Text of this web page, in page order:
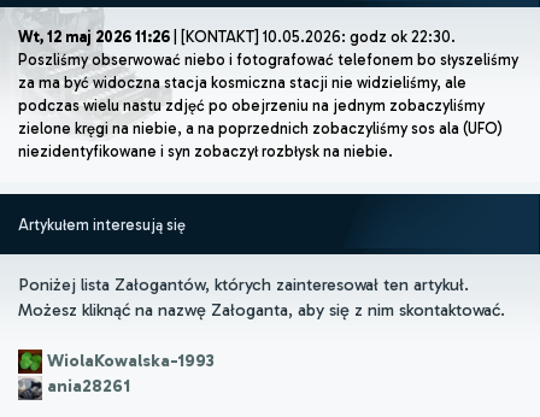
Wt, 12 maj 2026 11:26 | [KONTAKT] 10.05.2026: godz ok 22:30.
Poszliśmy obserwować niebo i fotografować telefonem bo słyszeliśmy
za ma być widoczna stacja kosmiczna stacji nie widzieliśmy, ale
podczas wielu nastu zdjęć po obejrzeniu na jednym zobaczyliśmy
zielone kręgi na niebie, a na poprzednich zobaczyliśmy sos ala (UFO)
niezidentyfikowane i syn zobaczył rozbłysk na niebie.
Artykułem interesują się
Poniżej lista Załogantów, których zainteresował ten artykuł.
Możesz kliknąć na nazwę Załoganta, aby się z nim skontaktować.
WiolaKowalska-1993
ania28261